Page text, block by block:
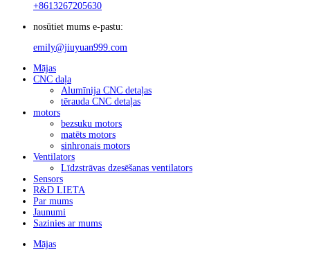
+8613267205630
nosūtiet mums e-pastu:
emily@jiuyuan999.com
Mājas
CNC daļa
Alumīnija CNC detaļas
tērauda CNC detaļas
motors
bezsuku motors
matēts motors
sinhronais motors
Ventilators
Līdzstrāvas dzesēšanas ventilators
Sensors
R&D LIETA
Par mums
Jaunumi
Sazinies ar mums
Mājas